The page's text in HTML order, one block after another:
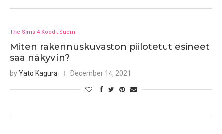
The Sims 4 Koodit Suomi
Miten rakennuskuvaston piilotetut esineet
saa näkyviin?
byYato Kagura December 14, 2021